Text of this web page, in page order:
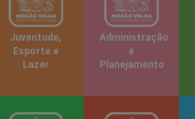
Juventude,
Esporte e
Lazer
Administração
e
Planejamento